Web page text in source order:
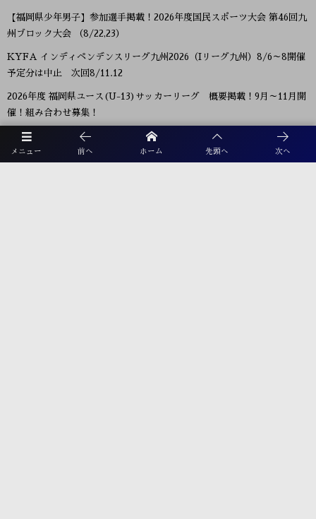
メニュー 前へ ホーム 先頭へ 次へ
【福岡県少年男子】参加選手掲載！2026年度国民スポーツ大会 第46回九
州ブロック大会 （8/22,23）
KYFA インディペンデンスリーグ九州2026（Iリーグ九州）8/6～8開催
予定分は中止 次回8/11.12
2026年度 福岡県ユース(U-13)サッカーリーグ 概要掲載！9月～11月開
催！組み合わせ募集！
【熊本県クラブユースサッカー連盟緊急支援のお願い】熊本県での地震
に伴う支援募金にご協力ください